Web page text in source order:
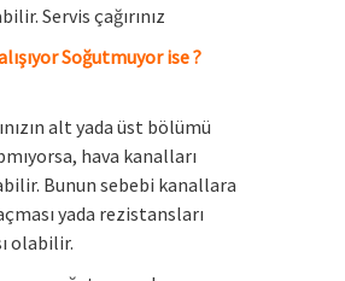
Servis çağırınız
Soğutmuyor ise ?
alt yada üst bölümü
hava kanalları
Bunun sebebi kanallara
yada rezistansları
olabilir.